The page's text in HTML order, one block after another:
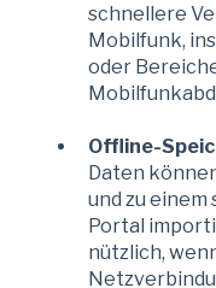
schnellere
Mobilfunk,
oder
Offline-
Daten
und zu
Portal
nützlich,